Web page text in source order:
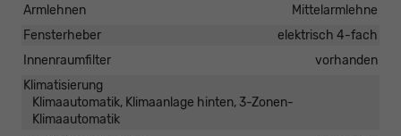
Armlehnen
Mittelarmlehne
Fensterheber
elektrisch 4-fach
Innenraumfilter
vorhanden
Klimatisierung
Klimaautomatik, Klimaanlage hinten, 3-Zonen-
Klimaautomatik